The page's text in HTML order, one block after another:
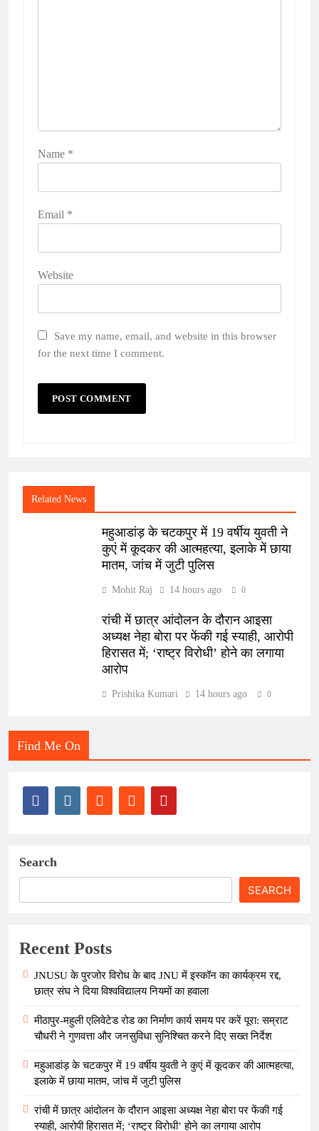
Name *
Email *
Website
Save my name, email, and website in this browser
for the next time I comment.
Related News
महुआडांड़ के चटकपुर में 19 वर्षीय युवती ने
कुएं में कूदकर की आत्महत्या, इलाके में छाया
मातम, जांच में जुटी पुलिस
Mohit Raj 14 hours ago 0
रांची में छात्र आंदोलन के दौरान आइसा
अध्यक्ष नेहा बोरा पर फेंकी गई स्याही, आरोपी
हिरासत में; ‘राष्ट्र विरोधी’ होने का लगाया
आरोप
Prishika Kumari 14 hours ago 0
Find Me On
Search
SEARCH
Recent Posts
JNUSU के पुरजोर विरोध के बाद JNU में इस्कॉन का कार्यक्रम रद्द,
छात्र संघ ने दिया विश्वविद्यालय नियमों का हवाला
मीठापुर-महुली एलिवेटेड रोड का निर्माण कार्य समय पर करें पूरा: सम्राट
चौधरी ने गुणवत्ता और जनसुविधा सुनिश्चित करने दिए सख्त निर्देश
महुआडांड़ के चटकपुर में 19 वर्षीय युवती ने कुएं में कूदकर की आत्महत्या,
इलाके में छाया मातम, जांच में जुटी पुलिस
रांची में छात्र आंदोलन के दौरान आइसा अध्यक्ष नेहा बोरा पर फेंकी गई
स्याही, आरोपी हिरासत में; ‘राष्ट्र विरोधी’ होने का लगाया आरोप